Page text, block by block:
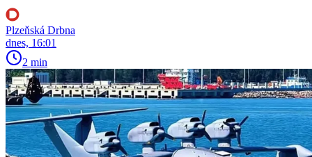
Plzeňská Drbna
dnes, 16:01
2 min